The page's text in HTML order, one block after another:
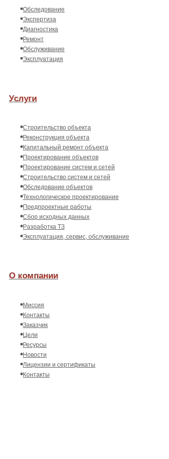
Обследование
Экспертиза
Диагностика
Ремонт
Обслуживание
Эксплуатация
Услуги
Строительство объекта
Реконструкция объекта
Капитальный ремонт объекта
Проектирование объектов
Проектирование систем и сетей
Строительство систем и сетей
Обследование объектов
Технологическое проектирование
Предпроектные работы
Сбор исходных данных
Разработка ТЗ
Эксплуатация, сервис, обслуживание
О компании
Миссия
Контакты
Заказчик
Цели
Ресурсы
Новости
Лицензии и сертификаты
Контакты